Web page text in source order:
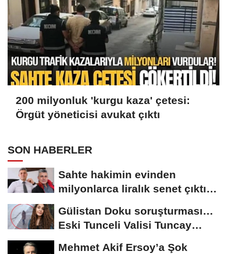
200 milyonluk 'kurgu kaza' çetesi:
Örgüt yöneticisi avukat çıktı
SON HABERLER
Sahte hakimin evinden
milyonlarca liralık senet çıktı:
Gülistan Doku soruşturması…
Eski Tunceli Valisi Tuncay
Mehmet Akif Ersoy’a Şok